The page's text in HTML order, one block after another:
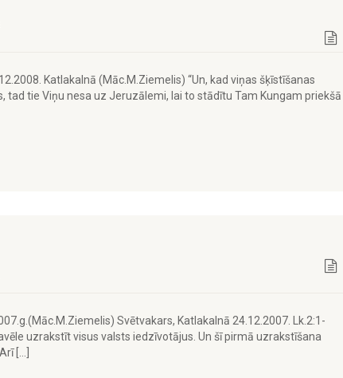
Katlakalnā (Māc.M.Ziemelis) “Un, kad viņas šķīstīšanas
tad tie Viņu nesa uz Jeruzālemi, lai to stādītu Tam Kungam priekšā
Svētvakars, Katlakalnā 24.12.2007. Lk.2:1-
uzrakstīt visus valsts iedzīvotājus. Un šī pirmā uzrakstīšana
[…]